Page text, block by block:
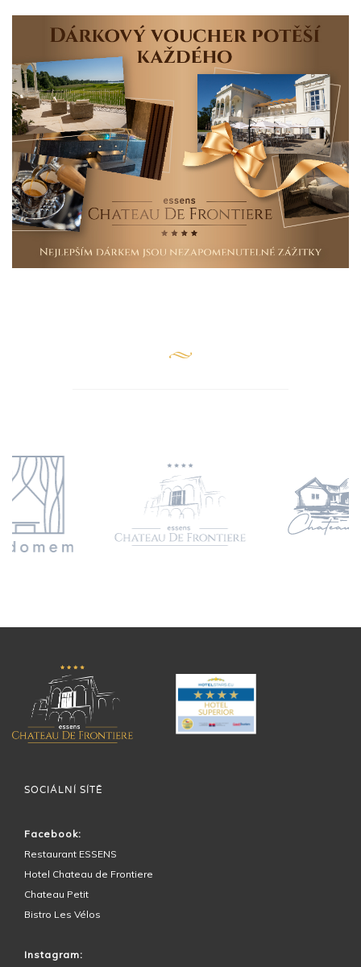
SOCIÁLNÍ SÍTĚ
Facebook:
Restaurant ESSENS
Hotel Chateau de Frontiere
Chateau Petit
Bistro Les Vélos
Instagram: